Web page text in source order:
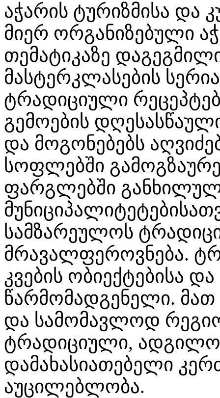
აჭარის ტურიზმისა და
მიერ ორგანიზებული
თემატიკაზე
მასტერკლასების
ტრადიციული
გემოების
და მოგონებებს
სოფლებში
ფარგლებში
სამზარეულოს
მრავალფეროვნება.
კვების ობიექტებისა
წარმომადგენელი. მათ
და სამომავლოდ
ტრადიციული,
დამახასიათებელი
აუცილებლობა.